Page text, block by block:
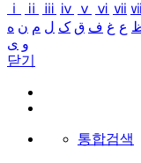
ⅰ
ⅱ ⅲ ⅳ ⅴ ⅵ ⅶ
ع غ ف ق ک ل م ن ه
و ی
닫기
통합검색